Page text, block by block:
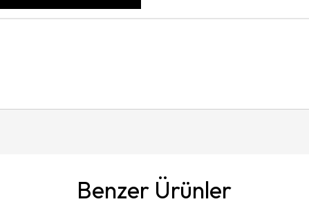
Benzer Ürünler